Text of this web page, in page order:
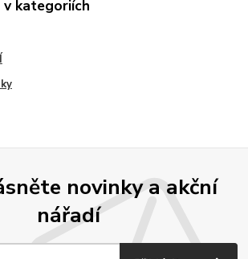
v kategoriích
novinky a akční
nářadí